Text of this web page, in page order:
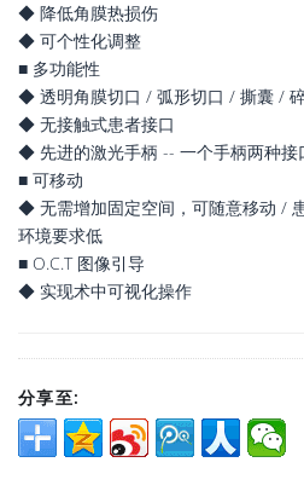
◆ 降低角膜热损伤
◆ 可个性化调整
■ 多功能性
◆ 透明角膜切口 / 弧形切口 / 撕囊 /
◆ 无接触式患者接口
◆ 先进的激光手柄 -- 一个手柄两种接
■ 可移动
◆ 无需增加固定空间，可随意移动 /
环境要求低
■ O.C.T 图像引导
◆ 实现术中可视化操作
分享至: